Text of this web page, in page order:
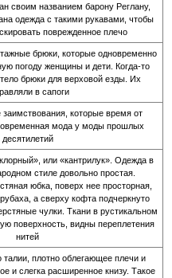
своим названием барону Реглану,
одежда с такими рукавами, чтобы
поврежденное плечо
брюки, которые одновременно
погоду женщины и дети. Когда-то
брюки для верховой езды. Их
в сапоги
которые время от
мода у моды прошлых
десятилетий
или «кантрилук». Одежда в
стиле довольно простая.
юбка, поверх нее просторная,
а сверху кофта подчеркнуто
чулки. Ткани в рустикальном
поверхность, видны переплетения
нитей
талии, плотно облегающее плечи и
и слегка расширенное книзу. Такое